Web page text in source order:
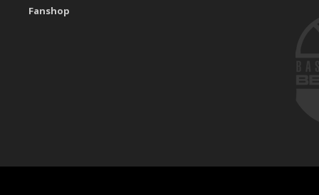
Fanshop